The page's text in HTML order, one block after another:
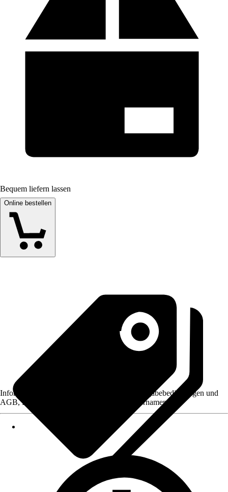
Bequem liefern lassen
Online bestellen
Informationen des Verkäufers, wie z. B. Rückgabebedingungen und
AGB, finden Sie bei Klick auf den Verkäufernamen.